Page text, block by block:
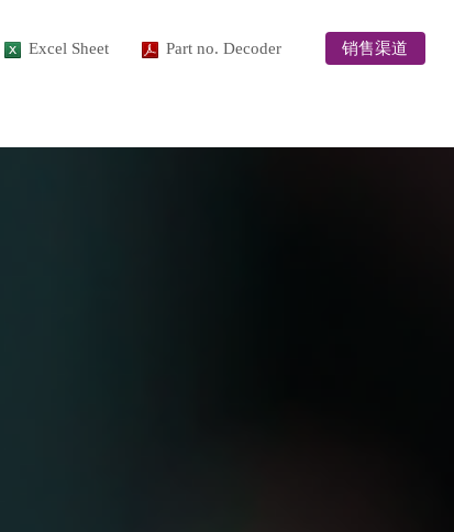
Excel Sheet Part no. Decoder 销售渠道